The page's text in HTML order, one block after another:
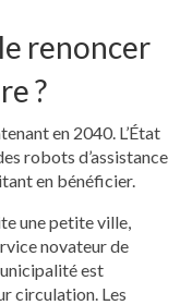
renoncer
?
en 2040. L’État
robots d’assistance
en bénéficier.
une petite ville,
novateur de
est
circulation. Les